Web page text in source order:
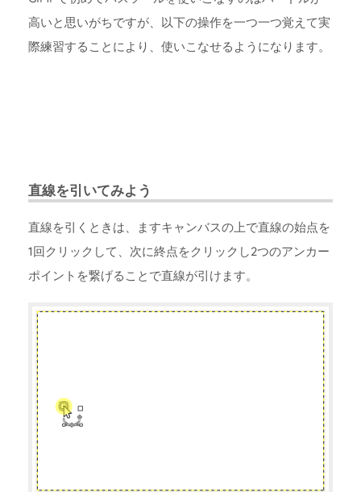
高いと思いがちですが、以下の操作を一つ一つ覚えて実
際練習することにより、使いこなせるようになります。
直線を引いてみよう
直線を引くときは、ますキャンバスの上で直線の始点を
1回クリックして、次に終点をクリックし2つのアンカー
ポイントを繋げることで直線が引けます。